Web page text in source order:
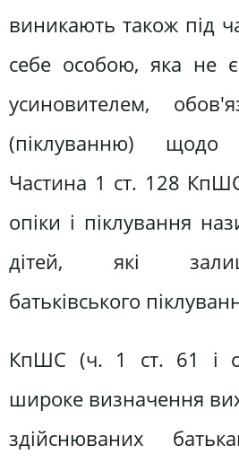
виникають також під
себе особою, яка не
усиновителем,
(піклуванню) щодо
Частина 1 ст. 128
опіки і піклування
дітей, які
батьківського
КпШС (ч. 1 ст. 61 і
широке визначення
здійснюваних